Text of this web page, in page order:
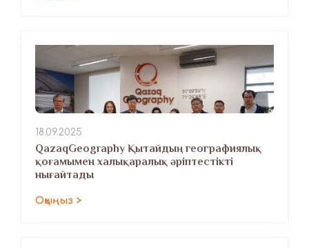
18.09.2025
QazaqGeography Қытайдың географиялық
қоғамымен халықаралық әріптестікті
нығайтады
Оқыңыз >